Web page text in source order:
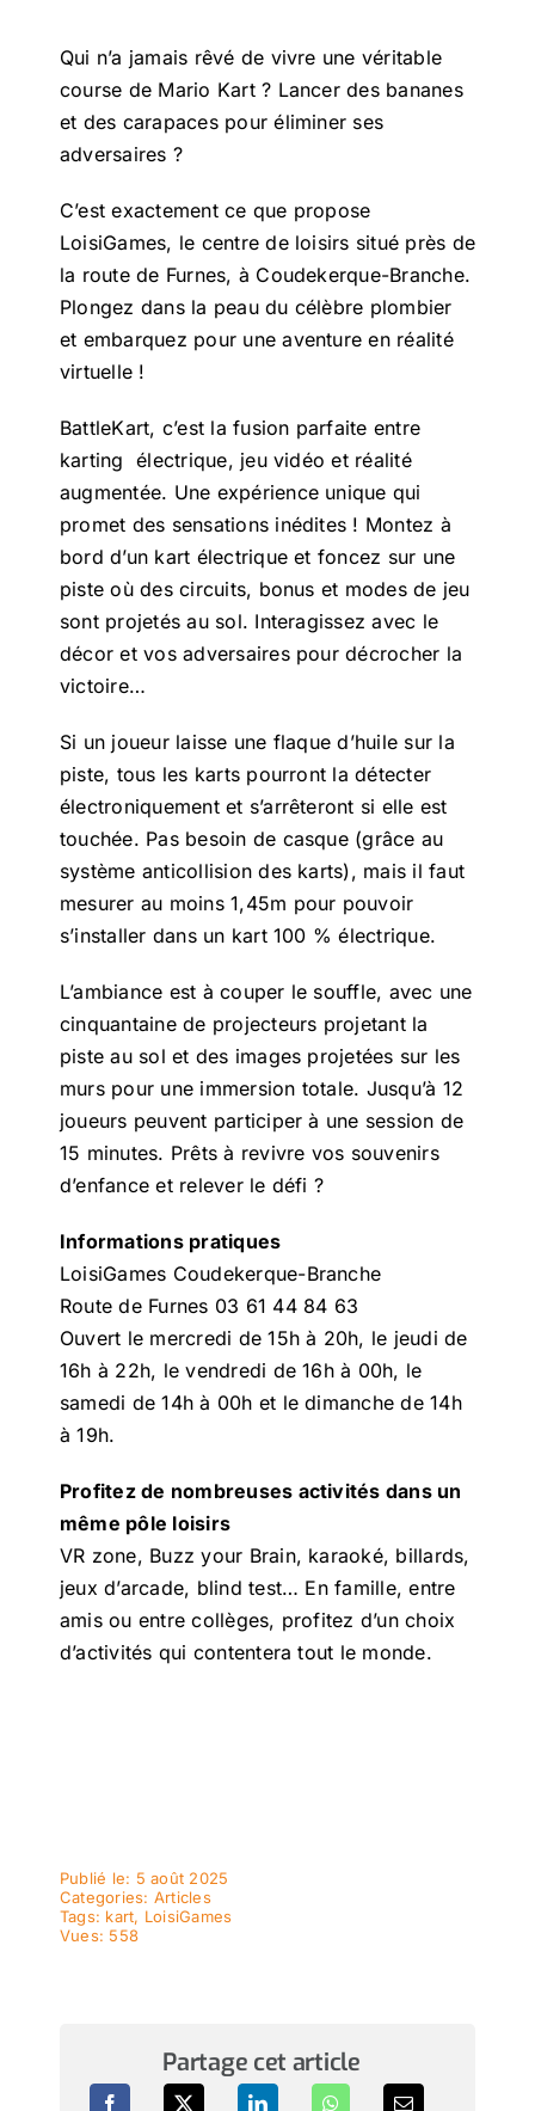
Qui n’a jamais rêvé de vivre une véritable
course de Mario Kart ? Lancer des bananes
et des carapaces pour éliminer ses
adversaires ?
C’est exactement ce que propose
LoisiGames, le centre de loisirs situé près de
la route de Furnes, à Coudekerque-Branche.
Plongez dans la peau du célèbre plombier
et embarquez pour une aventure en réalité
virtuelle !
BattleKart, c’est la fusion parfaite entre
karting électrique, jeu vidéo et réalité
augmentée. Une expérience unique qui
promet des sensations inédites ! Montez à
bord d’un kart électrique et foncez sur une
piste où des circuits, bonus et modes de jeu
sont projetés au sol. Interagissez avec le
décor et vos adversaires pour décrocher la
victoire…
Si un joueur laisse une flaque d’huile sur la
piste, tous les karts pourront la détecter
électroniquement et s’arrêteront si elle est
touchée. Pas besoin de casque (grâce au
système anticollision des karts), mais il faut
mesurer au moins 1,45m pour pouvoir
s’installer dans un kart 100 % électrique.
L’ambiance est à couper le souffle, avec une
cinquantaine de projecteurs projetant la
piste au sol et des images projetées sur les
murs pour une immersion totale. Jusqu’à 12
joueurs peuvent participer à une session de
15 minutes. Prêts à revivre vos souvenirs
d’enfance et relever le défi ?
Informations pratiques
LoisiGames Coudekerque-Branche
Route de Furnes 03 61 44 84 63
Ouvert le mercredi de 15h à 20h, le jeudi de
16h à 22h, le vendredi de 16h à 00h, le
samedi de 14h à 00h et le dimanche de 14h
à 19h.
Profitez de nombreuses activités dans un
même pôle loisirs
VR zone, Buzz your Brain, karaoké, billards,
jeux d’arcade, blind test… En famille, entre
amis ou entre collèges, profitez d’un choix
d’activités qui contentera tout le monde.
Publié le: 5 août 2025
Categories: Articles
Tags: kart, LoisiGames
Vues: 558
Partage cet article